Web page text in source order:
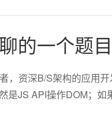
的一个题目
，资深B/S架构的应用
是JS API操作DOM；